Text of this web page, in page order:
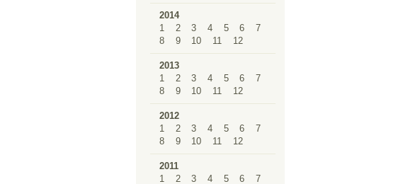
2014
1
2 3 4 5 6
7
8
9 10 11 12
2013
1
2 3 4 5 6
7
8
9 10 11 12
2012
1
2 3 4 5 6
7
8
9 10 11 12
2011
1
2 3 4 5 6
7